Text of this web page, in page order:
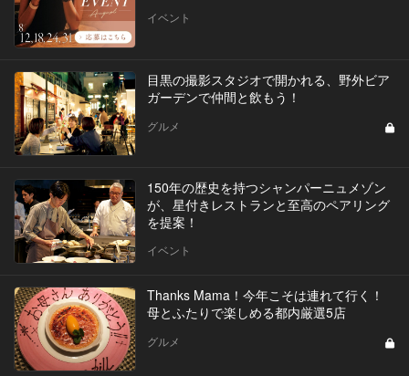
イベント
目黒の撮影スタジオで開かれる、野外ビア
ガーデンで仲間と飲もう！
グルメ
150年の歴史を持つシャンパーニュメゾン
が、星付きレストランと至高のペアリング
を提案！
イベント
Thanks Mama！今年こそは連れて行く！
母とふたりで楽しめる都内厳選5店
グルメ